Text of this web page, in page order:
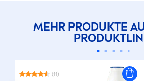
MEHR PRODUKTE
(11)